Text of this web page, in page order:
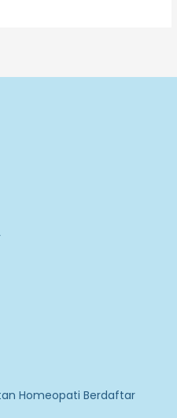
Homeopati Berdaftar